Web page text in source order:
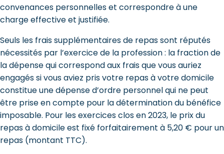
convenances personnelles et correspondre à une
charge effective et justifiée.
Seuls les frais supplémentaires de repas sont réputés
nécessités par l’exercice de la profession : la fraction de
la dépense qui correspond aux frais que vous auriez
engagés si vous aviez pris votre repas à votre domicile
constitue une dépense d’ordre personnel qui ne peut
être prise en compte pour la détermination du bénéfice
imposable. Pour les exercices clos en 2023, le prix du
repas à domicile est fixé forfaitairement à 5,20 € pour un
repas (montant TTC).